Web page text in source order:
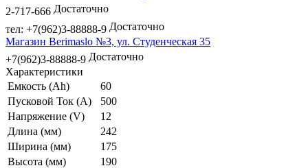
2-717-666 Достаточно
тел: +7(962)3-88888-9 Достаточно
Магазин Berimaslo №3, ул. Студенческая 35
+7(962)3-88888-9 Достаточно
Характеристики
Емкость (Ah)
60
Пусковой Ток (A)
500
Напряжение (V)
12
Длина (мм)
242
Ширина (мм)
175
Высота (мм)
190